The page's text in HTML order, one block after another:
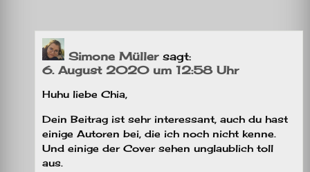
Simone Müller sagt:
6. August 2020 um 12:58 Uhr
Huhu liebe Chia,
Dein Beitrag ist sehr interessant, auch du hast
einige Autoren bei, die ich noch nicht kenne.
Und einige der Cover sehen unglaublich toll
aus.